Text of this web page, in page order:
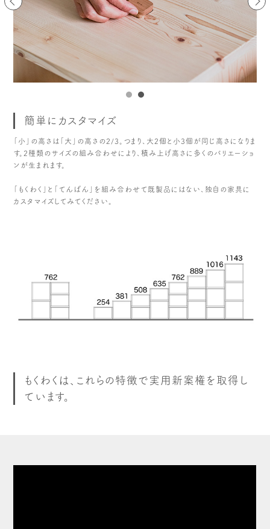
簡単にカスタマイズ
「小」の高さは「大」の高さの2/3。つまり、大2個と小3個が同じ高さになりま
す。2種類のサイズの組み合わせにより、積み上げ高さに多くのバリエーショ
ンが生まれます。
「もくわく」と「てんばん」を組み合わせて既製品にはない、独自の家具に
カスタマイズしてみてください。
もくわくは、これらの特徴で実用新案権を取得し
ています。